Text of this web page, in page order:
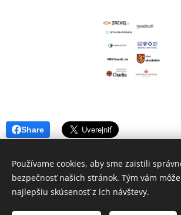
Share
© 2022 Centrum pre rodiny - Malé
Používame cookies, aby sme zaistili
bezpečnosť našich stránok. Tým vám
najlepšiu skúsenosť z ich návštevy.